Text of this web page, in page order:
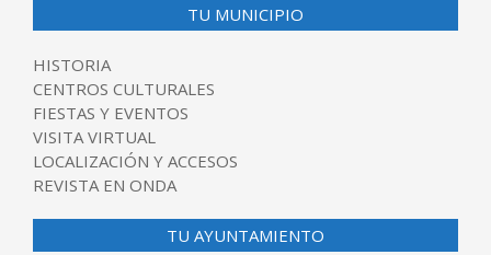
TU MUNICIPIO
HISTORIA
CENTROS CULTURALES
FIESTAS Y EVENTOS
VISITA VIRTUAL
LOCALIZACIÓN Y ACCESOS
REVISTA EN ONDA
TU AYUNTAMIENTO